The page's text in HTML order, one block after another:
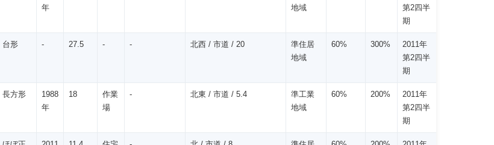
年
地域
第2四半
期
台形 - 27.5 - - 北西 / 市道 / 20
準住居
地域
60% 300%
2011年
第2四半
期
長方形
1988
年
18
作業
場
- 北東 / 市道 / 5.4
準工業
地域
60% 200%
2011年
第2四半
期